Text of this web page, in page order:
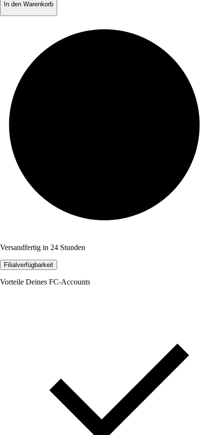
In den Warenkorb
Versandfertig in 24 Stunden
Filialverfügbarkeit
Vorteile Deines FC-Accounts